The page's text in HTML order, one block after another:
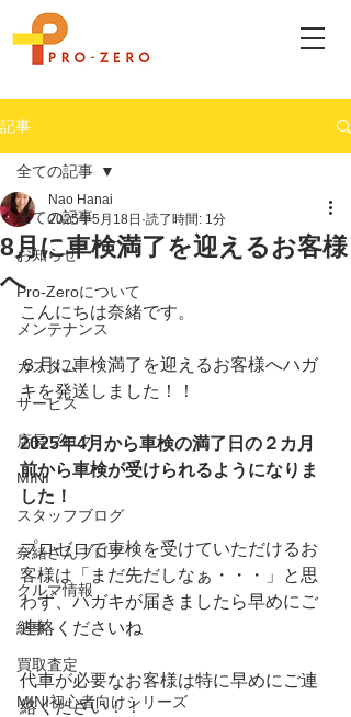
記事
全ての記事
お知らせ
Pro-Zeroについて
メンテナンス
カスタム
サービス
店長ブログ
MINI
スタッフブログ
奈緒さんブログ
クルマ情報
納車
買取査定
MINI初心者向けシリーズ
全ての記事
8月に車検満了を迎えるお客様
へ
Nao Hanai
2025年5月18日 読了時間: 1分
こんにちは奈緒です。
８月に車検満了を迎えるお客様へハガ
キを発送しました！！
2025年4月から車検の満了日の２カ月
前から車検が受けられるようになりま
した！
プロゼロで車検を受けていただけるお
客様は「まだ先だしなぁ・・・」と思
わず、ハガキが届きましたら早めにご
連絡くださいね
代車が必要なお客様は特に早めにご連
絡ください！！